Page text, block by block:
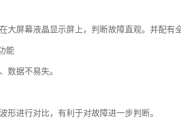
大屏幕液晶显示屏上，判断故障直观。并配有
能
数据不易失。
形进行对比，有利于对故障进一步判断。